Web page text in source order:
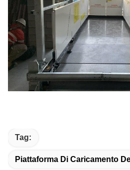
Tag:
Piattaforma Di Caricamento